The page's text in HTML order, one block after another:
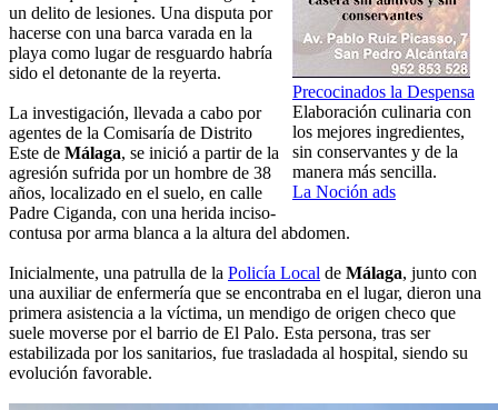
Precocinados la Despensa
Elaboración culinaria con
los mejores ingredientes,
sin conservantes y de la
manera más sencilla.
La Noción ads
un delito de lesiones. Una disputa por
hacerse con una barca varada en la
playa como lugar de resguardo habría
sido el detonante de la reyerta.
La investigación, llevada a cabo por
agentes de la Comisaría de Distrito
Este de Málaga, se inició a partir de la
agresión sufrida por un hombre de 38
años, localizado en el suelo, en calle
Padre Ciganda, con una herida inciso-
contusa por arma blanca a la altura del abdomen.
Inicialmente, una patrulla de la Policía Local de Málaga, junto con
una auxiliar de enfermería que se encontraba en el lugar, dieron una
primera asistencia a la víctima, un mendigo de origen checo que
suele moverse por el barrio de El Palo. Esta persona, tras ser
estabilizada por los sanitarios, fue trasladada al hospital, siendo su
evolución favorable.